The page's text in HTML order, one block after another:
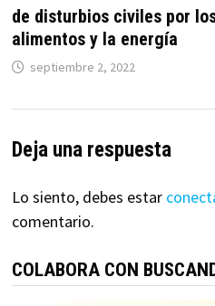
de disturbios civiles por
alimentos y la energía
septiembre 2, 2022
Deja una respuesta
Lo siento, debes estar
comentario.
COLABORA CON